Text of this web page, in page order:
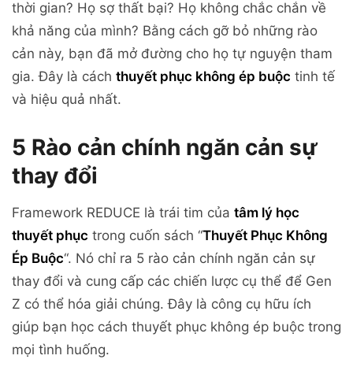
thời gian? Họ sợ thất bại? Họ không chắc chắn về
khả năng của mình? Bằng cách gỡ bỏ những rào
cản này, bạn đã mở đường cho họ tự nguyện tham
gia. Đây là cách thuyết phục không ép buộc tinh tế
và hiệu quả nhất.
5 Rào cản chính ngăn cản sự
thay đổi
Framework REDUCE là trái tim của tâm lý học
thuyết phục trong cuốn sách “Thuyết Phục Không
Ép Buộc“. Nó chỉ ra 5 rào cản chính ngăn cản sự
thay đổi và cung cấp các chiến lược cụ thể để Gen
Z có thể hóa giải chúng. Đây là công cụ hữu ích
giúp bạn học cách thuyết phục không ép buộc trong
mọi tình huống.